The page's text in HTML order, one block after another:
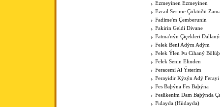
Ezmeyinen Ezmeyinen
Ezrail Serime Çöktüðü
Fadime'm Çemberunin
Fakirin Geldi Divane
Fatma'nýn Çiçekleri
Felek Beni Adým Adým
Felek Ýlen Þu Cihaný
Felek Senin Elinden
Feracemi Al Ýsterim
Ferayidir Kýzýn Adý Ferayi
Fes Baþýna Fes Baþýna
Feslikenim Dam Baþýnda
Fidayda (Hüdayda)